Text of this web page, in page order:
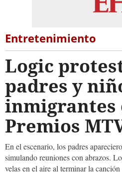
Entretenimiento
Logic
padres y
inmigrantes
Premios
En el escenario, los padres
simulando reuniones con abrazos.
velas en el aire al terminar la canción